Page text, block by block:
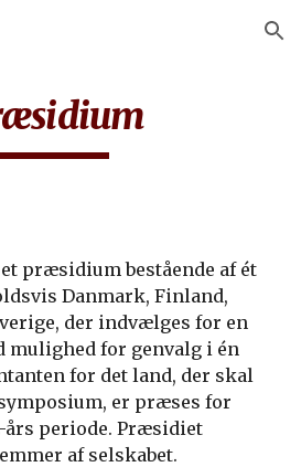
Skip to navigation
præsidium bestående af ét
Danmark, Finland,
der indvælges for en
mulighed for genvalg i én
for det land, der skal
er præses for
års periode. Præsidiet
af selskabet.